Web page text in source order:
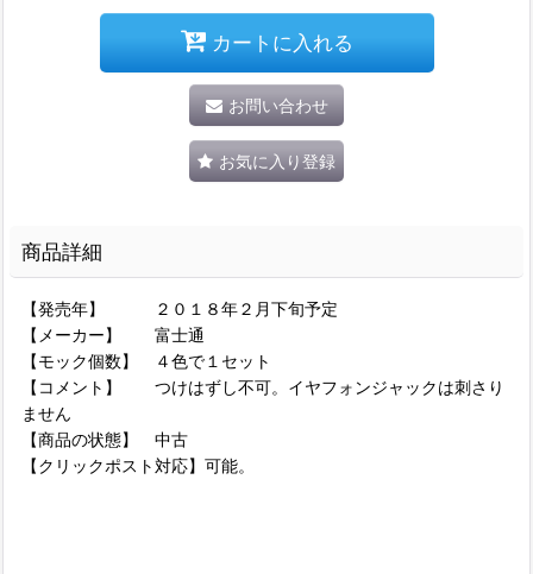
カートに入れる
お問い合わせ
お気に入り登録
商品詳細
【発売年】 ２０１８年２月下旬予定
【メーカー】 富士通
【モック個数】 ４色で１セット
【コメント】 つけはずし不可。イヤフォンジャックは刺さり
ません
【商品の状態】 中古
【クリックポスト対応】可能。